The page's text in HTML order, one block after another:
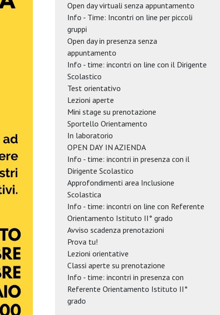
Open day virtuali senza appuntamento
Info - Time: Incontri on line per piccoli
gruppi
Open day in presenza senza
appuntamento
Info - time: incontri on line con il Dirigente
Scolastico
Test orientativo
Lezioni aperte
Mini stage su prenotazione
Sportello Orientamento
In laboratorio
OPEN DAY IN AZIENDA
Info - time: incontri in presenza con il
Dirigente Scolastico
Approfondimenti area Inclusione
Scolastica
Info - time: incontri on line con Referente
Orientamento Istituto II° grado
Avviso scadenza prenotazioni
Prova tu!
Lezioni orientative
Classi aperte su prenotazione
Info - time: incontri in presenza con
Referente Orientamento Istituto II°
grado